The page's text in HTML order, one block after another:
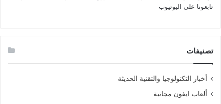
تابعونا على اليوتيوب
تصنيفات
أخبار التكنولوجيا والتقنية الحديثة
ألعاب ايفون مجانية